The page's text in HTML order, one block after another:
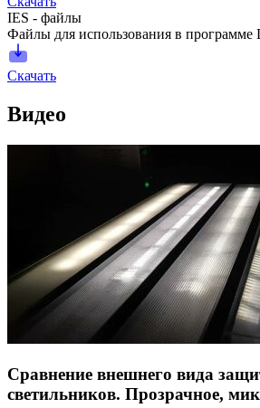
IES - файлы
Файлы для использования в программе
Скачать
Видео
Сравнение внешнего вида
светильников. Прозрачное,